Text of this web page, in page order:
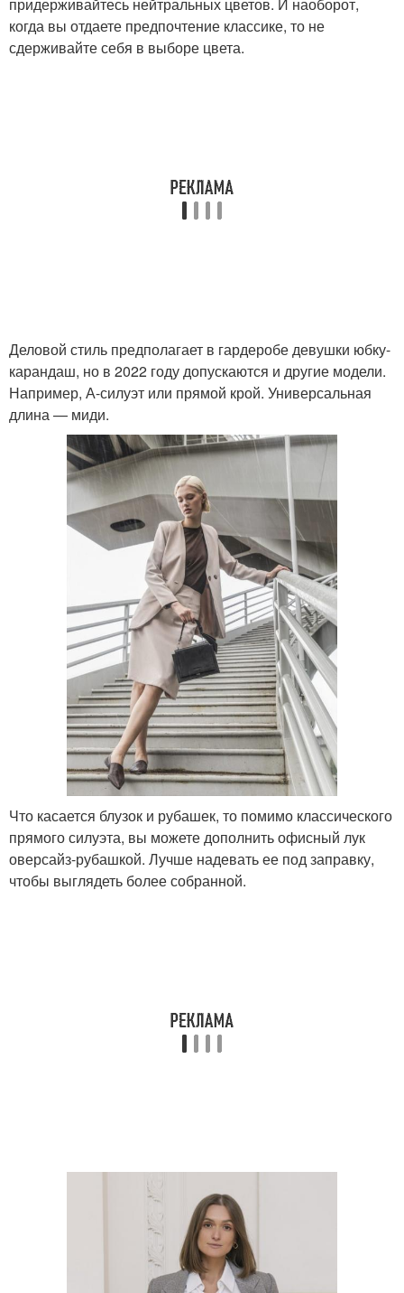
когда вы отдаете предпочтение классике, то не
сдерживайте себя в выборе цвета.
Деловой стиль предполагает в гардеробе девушки юбку-
карандаш, но в 2022 году допускаются и другие модели.
Например, А-силуэт или прямой крой. Универсальная
длина — миди.
Что касается блузок и рубашек, то помимо классического
прямого силуэта, вы можете дополнить офисный лук
оверсайз-рубашкой. Лучше надевать ее под заправку,
чтобы выглядеть более собранной.